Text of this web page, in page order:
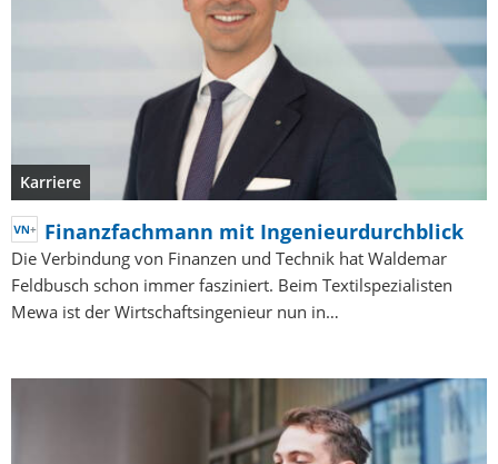
Karriere
Finanzfachmann mit Ingenieurdurchblick
Die Verbindung von Finanzen und Technik hat Waldemar
Feldbusch schon immer fasziniert. Beim Textilspezialisten
Mewa ist der Wirtschaftsingenieur nun in…